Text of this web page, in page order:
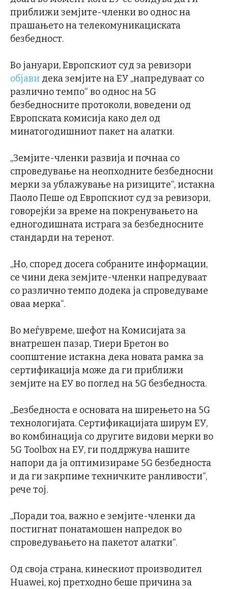
приближи земјите-членки во однос на
прашањето на телекомуникациската
безбедност.
Во јануари, Европскиот суд за ревизори
објави дека земјите на ЕУ „напредуваат со
различно темпо“ во однос на 5G
безбедносните протоколи, воведени од
Европската комисија како дел од
минатогодишниот пакет на алатки.
„Земјите-членки развија и почнаа со
спроведување на неопходните безбедносни
мерки за ублажување на ризиците“, истакна
Паоло Пеше од Европскиот суд за ревизори,
говорејќи за време на покренувањето на
едногодишната истрага за безбедносните
стандарди на теренот.
„Но, според досега собраните информации,
се чини дека земјите-членки напредуваат
со различно темпо додека ја спроведуваме
оваа мерка“.
Во меѓувреме, шефот на Комисијата за
внатрешен пазар, Тиери Бретон во
соопштение истакна дека новата рамка за
сертификација може да ги приближи
земјите на ЕУ во поглед на 5G безбедноста.
„Безбедноста е основата на ширењето на 5G
технологијата. Сертификацијата ширум ЕУ,
во комбинација со другите видови мерки во
5G Toolbox на ЕУ, ги поддржува нашите
напори да ја оптимизираме 5G безбедноста
и да ги закрпиме техничките ранливости“,
рече тој.
„Поради тоа, важно е земјите-членки да
постигнат понатамошен напредок во
спроведувањето на пакетот алатки“.
Од своја страна, кинескиот производител
Huawei, кој претходно беше причина за